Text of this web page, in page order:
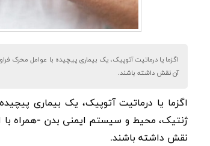
اگزما یا درماتیت آتوپیک، یک بیماری پیچیده با عوامل
آن نقش داشته باشند.
اگزما یا درماتیت آتوپیک، یک بیماری
ژنتیک، محیط و سیستم ایمنی بدن -همراه با
نقش داشته باشند.